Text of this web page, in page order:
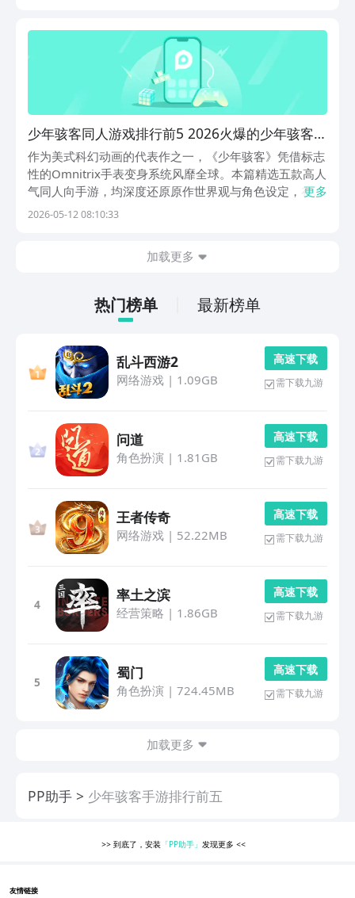
少年骇客同人游戏排行前5 2026火爆的少年骇客同
人游戏介绍
作为美式科幻动画的代表作之一，《少年骇客》凭借标志
性的Omnitrix手表变身系统风靡全球。本篇精选五款高人
气同人向手游，均深度还原原作世界观与角色设定，在玩
法、叙事与视觉表现上完成差异化创新，为玩家带来多维
更多
2026-05-12 08:10:33
加载更多
热门榜单 最新榜单
乱斗西游2
网络游戏| 1.09GB
高 速 下 载
需下载九游
问道
角色扮演 | 1.81GB
高 速 下 载
需下载九游
王者传奇
网络游戏| 52.22MB
高 速 下 载
需下载九游
4
率土之滨
经营策略 | 1.86GB
高 速 下 载
需下载九游
5
蜀门
角色扮演 | 724.45MB
高 速 下 载
需下载九游
加载更多
PP助手 少年骇客手游排行前五
>> 到底了，安装 「PP助手」发现更多<<
友情链接